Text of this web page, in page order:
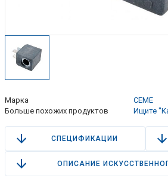
Марка
CEME
Больше похожих продуктов
Ищите
СПЕЦИФИКАЦИИ
ОПИСАНИЕ